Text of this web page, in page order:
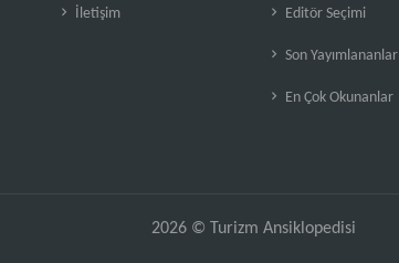
İletişim Editör Seçimi
Son Yayımlananlar
En Çok Okunanlar
2026 © Turizm Ansiklopedisi